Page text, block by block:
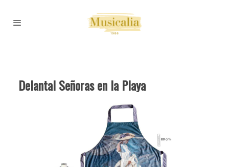
Delantal Señoras en la Playa